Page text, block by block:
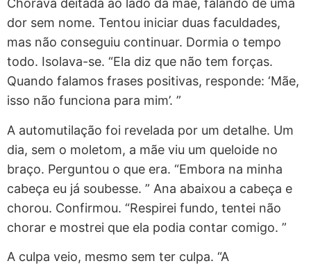
Chorava deitada ao lado da mãe, falando de uma
dor sem nome. Tentou iniciar duas faculdades,
mas não conseguiu continuar. Dormia o tempo
todo. Isolava-se. “Ela diz que não tem forças.
Quando falamos frases positivas, responde: ‘Mãe,
isso não funciona para mim’. ”
A automutilação foi revelada por um detalhe. Um
dia, sem o moletom, a mãe viu um queloide no
braço. Perguntou o que era. “Embora na minha
cabeça eu já soubesse. ” Ana abaixou a cabeça e
chorou. Confirmou. “Respirei fundo, tentei não
chorar e mostrei que ela podia contar comigo. ”
A culpa veio, mesmo sem ter culpa. “A